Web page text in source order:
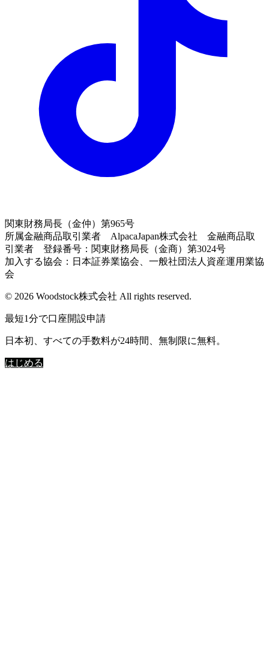
関東財務局長（金仲）第965号
所属金融商品取引業者 AlpacaJapan株式会社 金融商品取
引業者 登録番号：関東財務局長（金商）第3024号
加入する協会：日本証券業協会、一般社団法人資産運用業協
会
© 2026 Woodstock株式会社 All rights reserved.
最短1分で口座開設申請
日本初、すべての手数料が24時間、無制限に無料。
はじめる